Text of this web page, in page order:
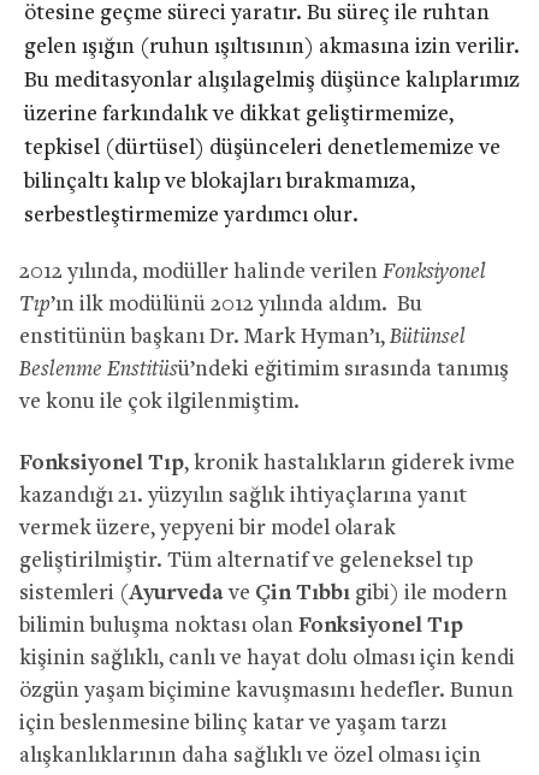
ötesine geçme süreci yaratır. Bu süreç ile ruhtan
gelen ışığın (ruhun ışıltısının) akmasına izin verilir.
Bu meditasyonlar alışılagelmiş düşünce kalıplarımız
üzerine farkındalık ve dikkat geliştirmemize,
tepkisel (dürtüsel) düşünceleri denetlememize ve
bilinçaltı kalıp ve blokajları bırakmamıza,
serbestleştirmemize yardımcı olur.
2012 yılında, modüller halinde verilen Fonksiyonel
Tıp’ın ilk modülünü 2012 yılında aldım. Bu
enstitünün başkanı Dr. Mark Hyman’ı, Bütünsel
Beslenme Enstitüsü’ndeki eğitimim sırasında tanımış
ve konu ile çok ilgilenmiştim.
Fonksiyonel Tıp, kronik hastalıkların giderek ivme
kazandığı 21. yüzyılın sağlık ihtiyaçlarına yanıt
vermek üzere, yepyeni bir model olarak
geliştirilmiştir. Tüm alternatif ve geleneksel tıp
sistemleri (Ayurvedave Çin Tıbbı gibi) ile modern
bilimin buluşma noktası olan Fonksiyonel Tıp
kişinin sağlıklı, canlı ve hayat dolu olması için kendi
özgün yaşam biçimine kavuşmasını hedefler. Bunun
için beslenmesine bilinç katar ve yaşam tarzı
alışkanlıklarının daha sağlıklı ve özel olması için